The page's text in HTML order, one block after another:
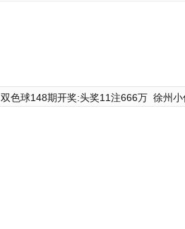
双色球148期开奖:头奖11注666万 徐州